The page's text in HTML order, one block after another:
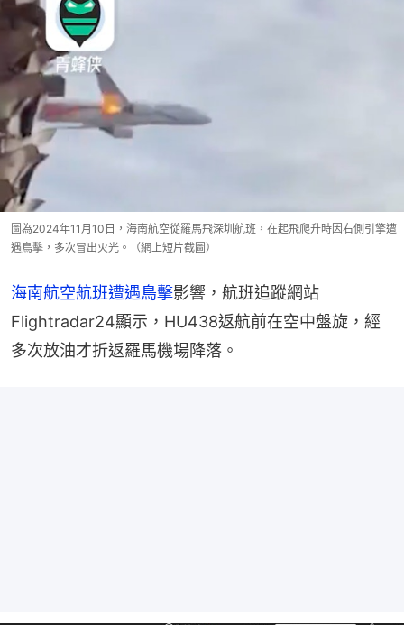
圖為2024年11月10日，海南航空從羅馬飛深圳航班，在起飛爬升時因右側引擎遭
遇鳥擊，多次冒出火光。（網上短片截圖）
海南航空航班遭遇鳥擊影響，航班追蹤網站
Flightradar24顯示，HU438返航前在空中盤旋，經
多次放油才折返羅馬機場降落。